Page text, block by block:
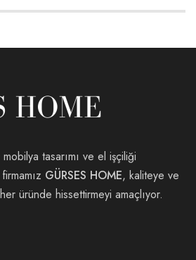
tasarımı ve el işçiliği
GÜRSES HOME, kaliteye ve
üründe hissettirmeyi amaçlıyor.